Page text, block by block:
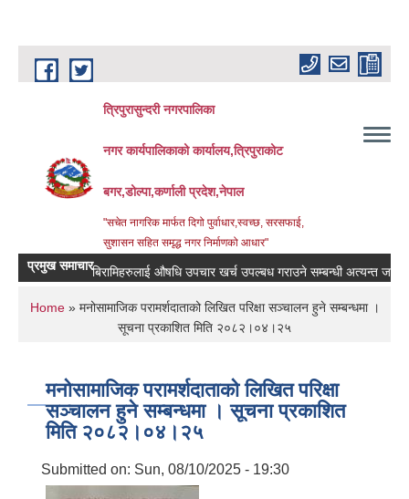
Skip to main content
त्रिपुरासुन्दरी नगरपालिका
नगर कार्यपालिकाको कार्यालय,त्रिपुराकोट
बगर,डोल्पा,कर्णाली प्रदेश,नेपाल
"सचेत नागरिक मार्फत दिगो पुर्वाधार,स्वच्छ, सरसफाई,
सुशासन सहित समृद्ध नगर निर्माणको आधार"
प्रमुख समाचारबिरामिहरुलाई ‍‌औषधि उपचार खर्च उपल्बध गराउने सम्बन्धी अत्यन्त जरुरी सुचना
You are here
Home» मनोसामाजिक परामर्शदाताको लिखित परिक्षा सञ्चालन हुने सम्बन्धमा ।
सूचना प्रकाशित मिति २०८२।०४।२५
मनोसामाजिक परामर्शदाताको लिखित परिक्षा
सञ्चालन हुने सम्बन्धमा । सूचना प्रकाशित
मिति २०८२।०४।२५
Submitted on: Sun, 08/10/2025 - 19:30